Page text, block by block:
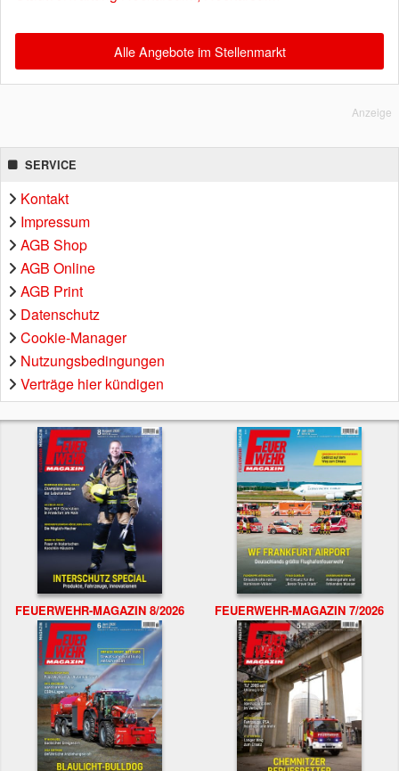
Alle Angebote im Stellenmarkt
Anzeige
SERVICE
Kontakt
Impressum
AGB Shop
AGB Online
AGB Print
Datenschutz
Cookie-Manager
Nutzungsbedingungen
Verträge hier kündigen
FEUERWEHR-MAGAZIN 8/2026 FEUERWEHR-MAGAZIN 7/2026